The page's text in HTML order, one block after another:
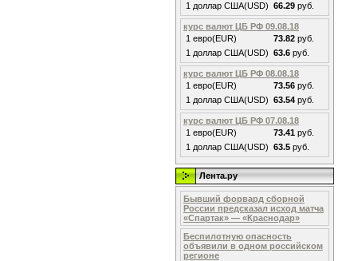
1 доллар США(USD) 66.29 руб.
курс валют ЦБ РФ 09.08.18
1 евро(EUR)
73.82 руб.
1 доллар США(USD) 63.6 руб.
курс валют ЦБ РФ 08.08.18
1 евро(EUR)
73.56 руб.
1 доллар США(USD) 63.54 руб.
курс валют ЦБ РФ 07.08.18
1 евро(EUR)
73.41 руб.
1 доллар США(USD) 63.5 руб.
Лента.ру
Бывший форвард сборной
России предсказал исход матча
«Спартак» — «Краснодар»
Беспилотную опасность
объявили в одном российском
регионе